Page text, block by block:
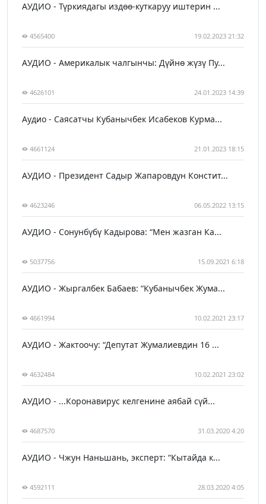
АУДИО - Түркиядагы издөө-куткаруу иштерин ...
4565400 19.02.2023 21:32
АУДИО - Америкалык чалгынчы: Дүйнө жүзү Пу...
4626101 24.01.2023 14:39
Аудио - Саясатчы Кубанычбек Исабеков Курма...
4661124 21.01.2023 18:15
АУДИО - Президент Садыр Жапаровдун Констит...
4623246 06.05.2022 13:15
АУДИО - Сонунбүбү Кадырова: “Мен жазган Ка...
5037756 15.09.2021 6:18
АУДИО - Жыргалбек Бабаев: “Кубанычбек Жума...
4661994 10.02.2021 23:17
АУДИО - Жактоочу: “Депутат Жумалиевдин 16 ...
4632484 10.02.2021 23:02
АУДИО - ...Коронавирус келгенине аябай сүй...
4687570 31.03.2020 4:20
АУДИО - Чжун Наньшань, эксперт: “Кытайда к...
4592111 28.03.2020 4:05